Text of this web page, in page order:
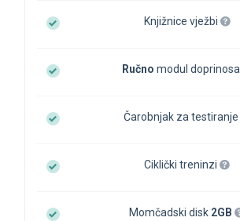
Knjižnice vježbi
Ručno modul doprinosa
Čarobnjak za testiranje
Ciklički treninzi
Momčadski disk 2GB